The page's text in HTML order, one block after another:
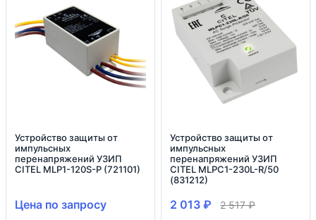
Устройство защиты от
импульсных
перенапряжений УЗИП
CITEL MLP1-120S-P (721101)
Цена по запросу
Устройство защиты от
импульсных
перенапряжений УЗИП
CITEL MLPC1-230L-R/50
(831212)
2 013 ₽ 2 517₽